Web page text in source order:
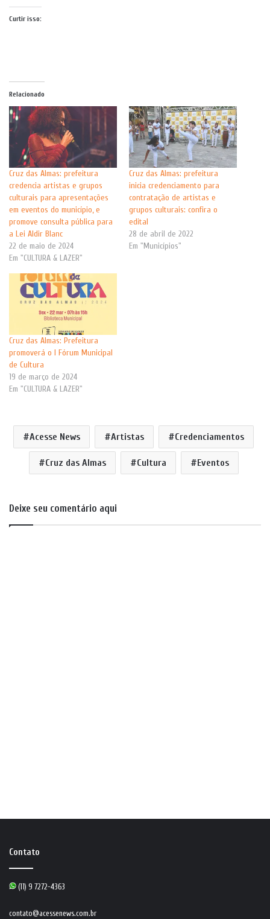
Curtir isso:
Relacionado
Cruz das Almas: prefeitura
credencia artistas e grupos
culturais para apresentações
em eventos do município, e
promove consulta pública para
a Lei Aldir Blanc
22 de maio de 2024
Em "CULTURA & LAZER"
Cruz das Almas: prefeitura
inicia credenciamento para
contratação de artistas e
grupos culturais: confira o
edital
28 de abril de 2022
Em "Municípios"
Cruz das Almas: Prefeitura
promoverá o I Fórum Municipal
de Cultura
19 de março de 2024
Em "CULTURA & LAZER"
Acesse News Artistas Credenciamentos
Cruz das Almas Cultura Eventos
Deixe seu comentário aqui
Contato
(11) 9 7272-4363
contato@acessenews.com.br